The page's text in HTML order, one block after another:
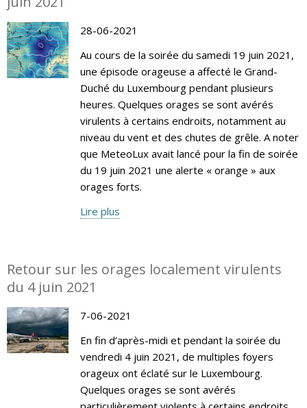
28-06-2021
Au cours de la soirée du samedi 19 juin 2021,
une épisode orageuse a affecté le Grand-
Duché du Luxembourg pendant plusieurs
heures. Quelques orages se sont avérés
virulents à certains endroits, notamment au
niveau du vent et des chutes de grêle. A noter
que MeteoLux avait lancé pour la fin de soirée
du 19 juin 2021 une alerte « orange » aux
orages forts.
Lire plus
Retour sur les orages localement virulents
du 4 juin 2021
7-06-2021
En fin d’après-midi et pendant la soirée du
vendredi 4 juin 2021, de multiples foyers
orageux ont éclaté sur le Luxembourg.
Quelques orages se sont avérés